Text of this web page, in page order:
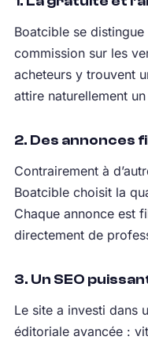
Boatcible se
commission sur les
acheteurs y trouvent
attire naturellement
2. Des annonces
Contrairement à
Boatcible choisit la
Chaque annonce est
directement de
3. Un SEO
Le site a investi dans
éditoriale avancée :